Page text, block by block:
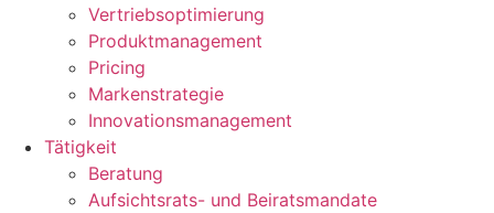
Vertriebsoptimierung
Produktmanagement
Pricing
Markenstrategie
Innovationsmanagement
Tätigkeit
Beratung
Aufsichtsrats- und Beiratsmandate